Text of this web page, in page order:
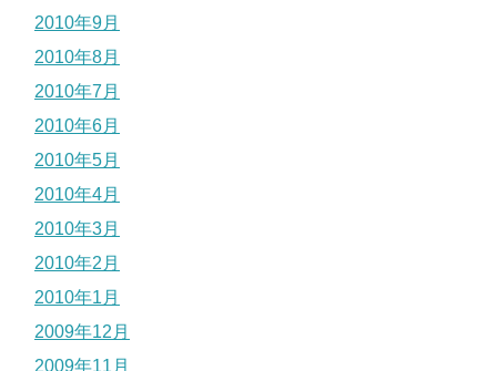
2010年9月
2010年8月
2010年7月
2010年6月
2010年5月
2010年4月
2010年3月
2010年2月
2010年1月
2009年12月
2009年11月